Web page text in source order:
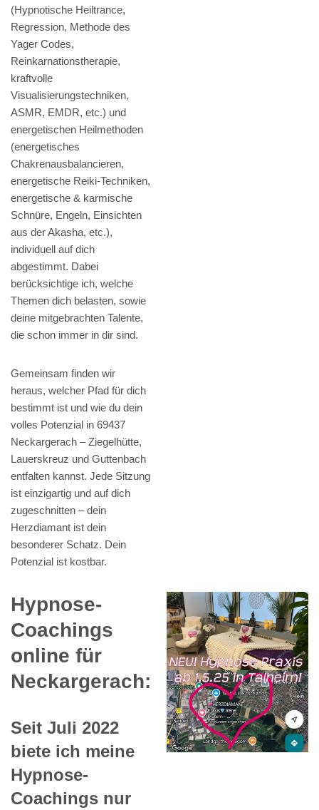
(Hypnotische Heiltrance,
Regression, Methode des
Yager Codes,
Reinkarnationstherapie,
kraftvolle
Visualisierungstechniken,
ASMR, EMDR, etc.) und
energetischen Heilmethoden
(energetisches
Chakrenausbalancieren,
energetische Reiki-Techniken,
energetische & karmische
Schnüre, Engeln, Einsichten
aus der Akasha, etc.),
individuell auf dich
abgestimmt. Dabei
berücksichtige ich, welche
Themen dich belasten, sowie
deine mitgebrachten Talente,
die schon immer in dir sind.
Gemeinsam finden wir
heraus, welcher Pfad für dich
bestimmt ist und wie du dein
volles Potenzial in 69437
Neckargerach – Ziegelhütte,
Lauerskreuz und Guttenbach
entfalten kannst. Jede Sitzung
ist einzigartig und auf dich
zugeschnitten – dein
Herzdiamant ist dein
besonderer Schatz. Dein
Potenzial ist kostbar.
Hypnose-
Coachings
online für
Neckargerach:
Seit Juli 2022
biete ich meine
Hypnose-
Coachings nur